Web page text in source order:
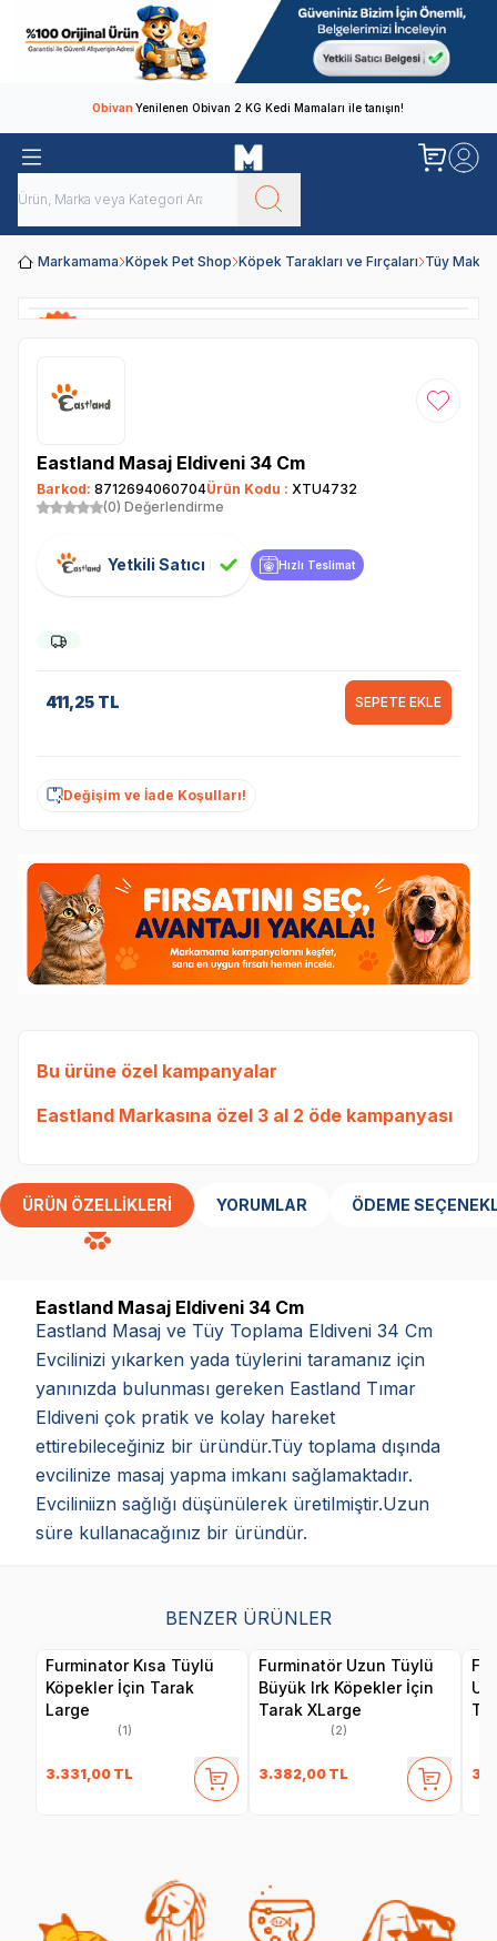
ObivanYenilenen Obivan 2 KG Kedi Mamaları ile tanışın!
Markamama Köpek Pet Shop Köpek Tarakları ve Fırçaları Tüy
Favoriye
Eastland Masaj Eldiveni 34 Cm
Barkod: 8712694060704Ürün Kodu : XTU4732
(0) Değerlendirme
Yetkili Satıcı Hızlı Teslimat
411,25 TL SEPETE EKLE
Değişim ve İade Koşulları!
Bu ürüne özel kampanyalar
Eastland Markasına özel 3 al 2 öde kampanyası
ÜRÜN ÖZELLIKLERI YORUMLAR ÖDEME
Eastland Masaj Eldiveni 34 Cm
Eastland Masaj ve Tüy Toplama Eldiveni 34 Cm ​
Evcilinizi yıkarken yada tüylerini taramanız için
yanınızda bulunması gereken Eastland Tımar
Eldiveni çok pratik ve kolay hareket
ettirebileceğiniz bir üründür.Tüy toplama dışında
evcilinize masaj yapma imkanı sağlamaktadır.
Evciliniizn sağlığı düşünülerek üretilmiştir.Uzun
süre kullanacağınız bir üründür.
BENZER ÜRÜNLER
Furminator Kısa Tüylü
Köpekler İçin Tarak
Large
(1)
3.331,00 TL
Furminatör Uzun Tüylü
Büyük Irk Köpekler İçin
Tarak XLarge
(2)
3.382,00 TL